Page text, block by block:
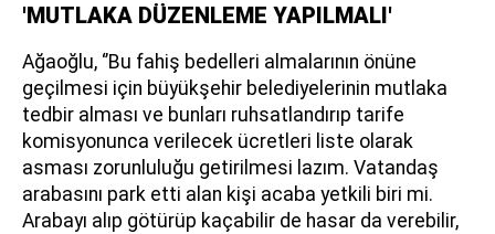
'MUTLAKA DÜZENLEME YAPILMALI'
Ağaoğlu, ‘’Bu fahiş bedelleri almalarının önüne
geçilmesi için büyükşehir belediyelerinin mutlaka
tedbir alması ve bunları ruhsatlandırıp tarife
komisyonunca verilecek ücretleri liste olarak
asması zorunluluğu getirilmesi lazım. Vatandaş
arabasını park etti alan kişi acaba yetkili biri mi.
Arabayı alıp götürüp kaçabilir de hasar da verebilir,